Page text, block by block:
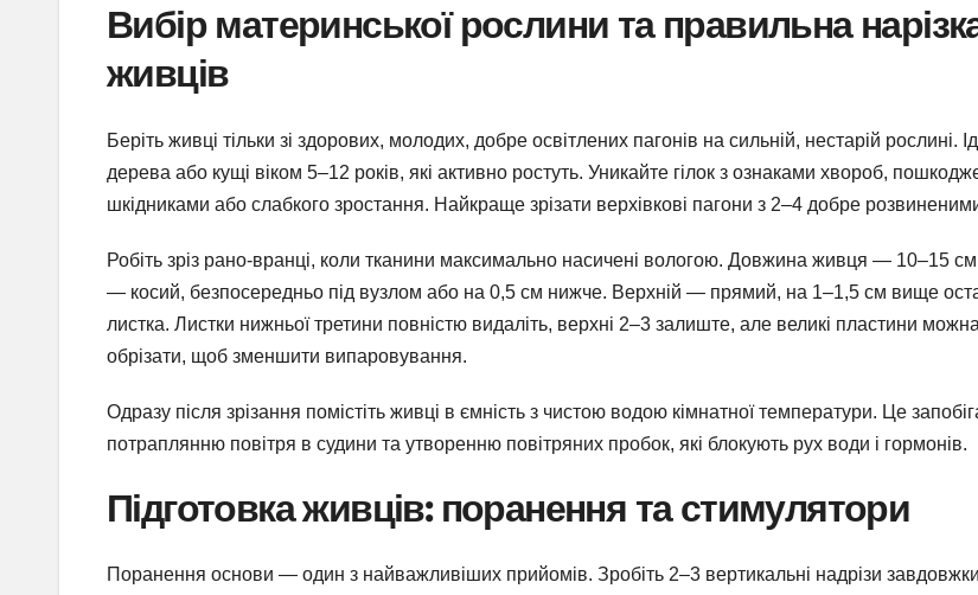
Вибір материнської рослини та правильна
живців
Беріть живці тільки зі здорових, молодих, добре освітлених пагонів на сильній, нестарій рослині.
дерева або кущі віком 5–12 років, які активно ростуть. Уникайте гілок з ознаками хвороб,
шкідниками або слабкого зростання. Найкраще зрізати верхівкові пагони з 2–4 добре
Робіть зріз рано-вранці, коли тканини максимально насичені вологою. Довжина живця — 10–15
— косий, безпосередньо під вузлом або на 0,5 см нижче. Верхній — прямий, на 1–1,5 см вище
листка. Листки нижньої третини повністю видаліть, верхні 2–3 залиште, але великі пластини
обрізати, щоб зменшити випаровування.
Одразу після зрізання помістіть живці в ємність з чистою водою кімнатної температури. Це
потраплянню повітря в судини та утворенню повітряних пробок, які блокують рух води і гормонів.
Підготовка живців: поранення та стимулятори
Поранення основи — один з найважливіших прийомів. Зробіть 2–3 вертикальні надрізи